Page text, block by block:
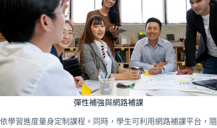
彈性補強與網路補課
依學習進度量身定制課程。同時，學生可利用網路補課平台，隨